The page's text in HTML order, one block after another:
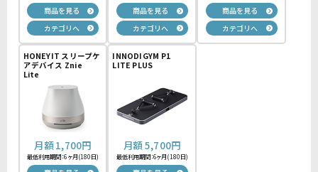
商品を見る
カテゴリへ
商品を見る
カテゴリへ
商品を見る
カテゴリへ
HONEYIT スリープケ
アデバイス Znie
Lite
月額1,700円
最低利用期間：6ヶ月(180日)
INNODIGYM P1
LITE PLUS
月額5,700円
最低利用期間：6ヶ月(180日)